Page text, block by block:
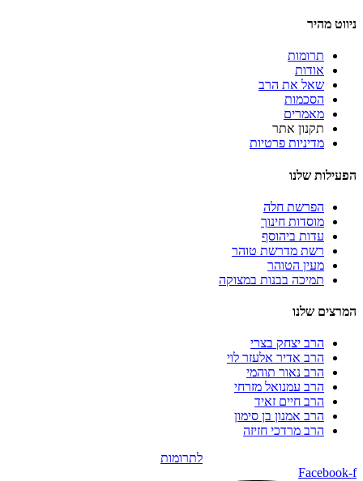
ניווט מהיר
תרומות
אודות
שאל את הרב
הסכמות
מאמרים
תקנון אתר
מדיניות פרטיות
הפעילות שלנו
הפרשת חלה
מוסדות חינוך
עדות ביהוסף
רשת מדרשת טוהר
מעין הטוהר
תמיכה בבנות במצוקה
המרצים שלנו
הרב יצחק בצרי
הרב אדיר אלעזר לוי
הרב נאור תוהמי
הרב עמנואל מזרחי
הרב חיים זאיד
הרב אמנון בן סימון
הרב מרדכי חזיזה
לתרומות
Facebook-f